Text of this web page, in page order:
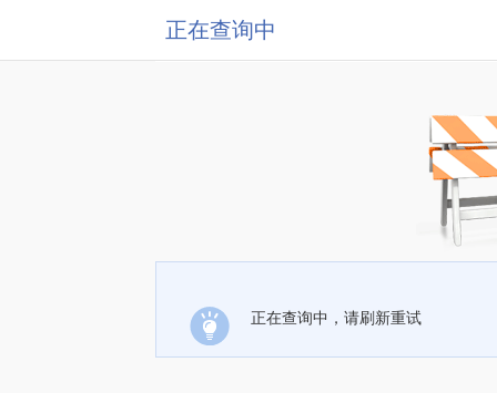
正在查询中
正在查询中，请刷新重试